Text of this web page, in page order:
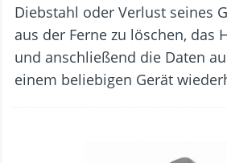
Diebstahl oder Verlust seines
aus der Ferne zu löschen, das
und anschließend die Daten
einem beliebigen Gerät